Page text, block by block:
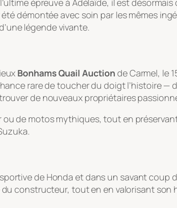
démontée avec soin par les mêmes
légende vivante.
Bonhams Quail Auctionde Carmel, le
rare de toucher du doigt l’histoire —
de nouveaux propriétaires
de motos mythiques, tout en
de Honda et dans un savant coup
du constructeur, tout en en valorisant son